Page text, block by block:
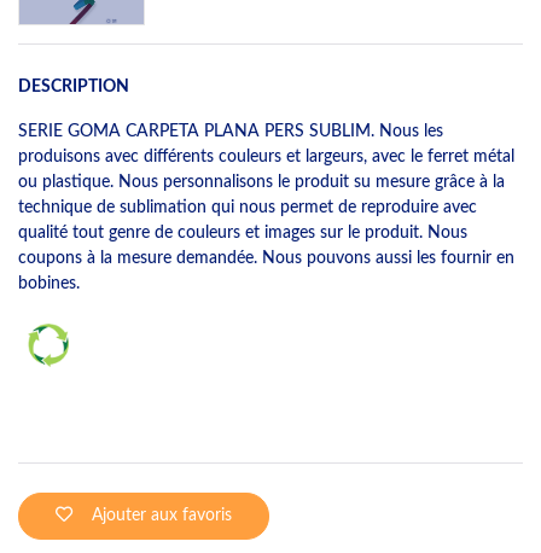
DESCRIPTION
SERIE GOMA CARPETA PLANA PERS SUBLIM. Nous les
produisons avec différents couleurs et largeurs, avec le ferret métal
ou plastique. Nous personnalisons le produit su mesure grâce à la
technique de sublimation qui nous permet de reproduire avec
qualité tout genre de couleurs et images sur le produit. Nous
coupons à la mesure demandée. Nous pouvons aussi les fournir en
bobines.
Ajouter aux favoris